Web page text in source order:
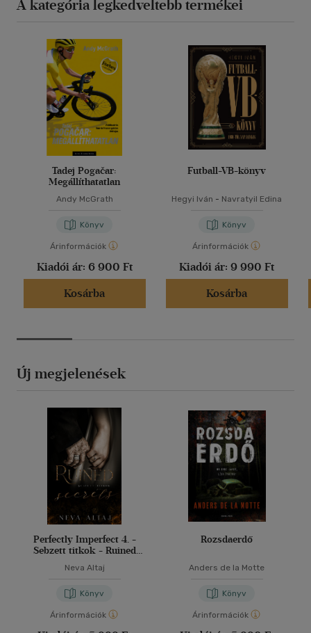
A kategória legkedveltebb termékei
Tadej Pogačar:
Megállíthatatlan
Andy McGrath
Könyv
Árinformációk
Kiadói ár: 6 900 Ft
Kosárba
Futball-VB-könyv
Hegyi Iván - Navratyil Edina
Könyv
Árinformációk
Kiadói ár: 9 990 Ft
Kosárba
Új megjelenések
Perfectly Imperfect 4. -
Sebzett titkok - Ruined
Neva Altaj
Könyv
Árinformációk
Rozsdaerdő
Anders de la Motte
Könyv
Árinformációk